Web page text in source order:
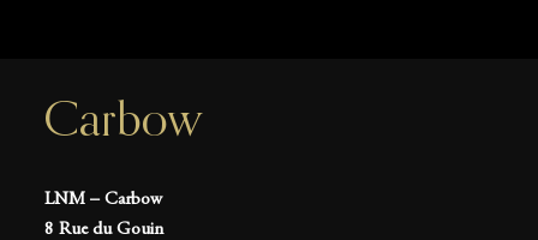
Carbow
LNM – Carbow
8 Rue du Gouin